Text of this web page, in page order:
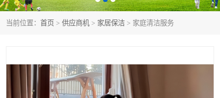
当前位置： 首页 > 供应商机 > 家居保洁 > 家庭清洁服务